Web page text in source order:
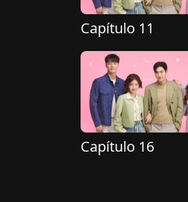
Capítulo 11
Capítulo 16